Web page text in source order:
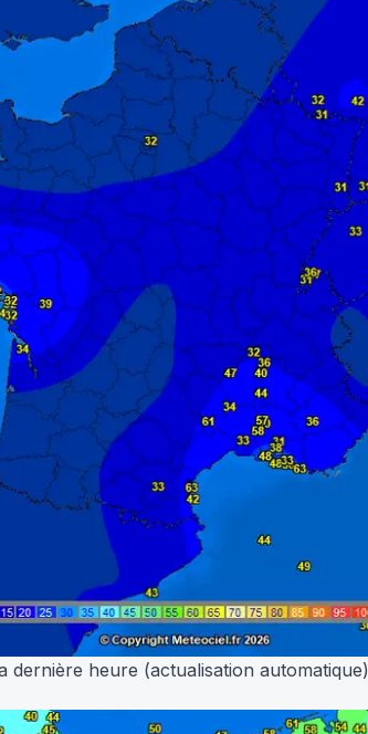
dernière heure (actualisation automatique)